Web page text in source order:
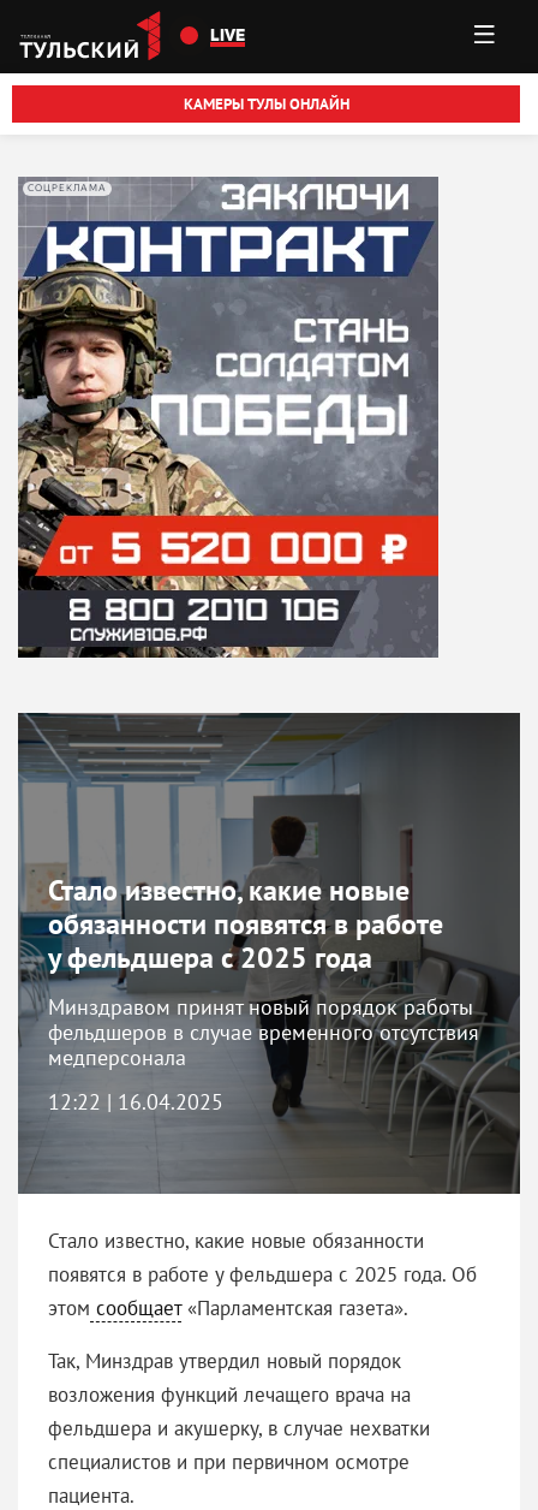
Перейти к основному содержанию
LIVE
КАМЕРЫ ТУЛЫ ОНЛАЙН
СОЦРЕКЛАМА
Стало известно, какие новые
обязанности появятся в работе
у фельдшера с 2025 года
Минздравом принят новый порядок работы
фельдшеров в случае временного отсутствия
медперсонала
12:22 | 16.04.2025
Стало известно, какие новые обязанности
появятся в работе у фельдшера с 2025 года. Об
этом сообщает«Парламентская газета».
Так, Минздрав утвердил новый порядок
возложения функций лечащего врача на
фельдшера и акушерку, в случае нехватки
специалистов и при первичном осмотре
пациента.